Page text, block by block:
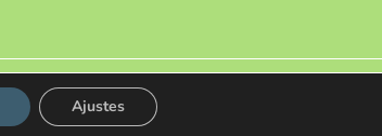
Ajustes